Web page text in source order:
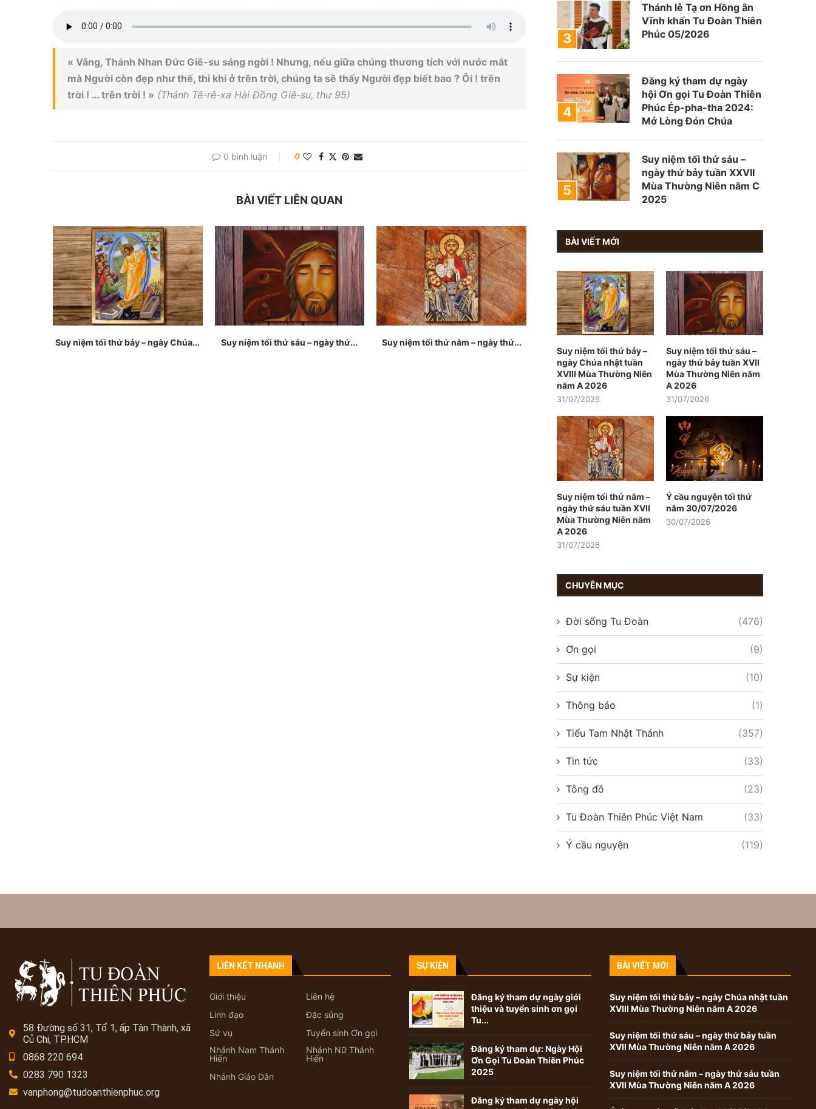
« Vâng, Thánh Nhan Đức Giê-su sáng ngời ! Nhưng, nếu giữa chúng thương tích với nước mắt
mà Người còn đẹp như thế, thì khi ở trên trời, chúng ta sẽ thấy Người đẹp biết bao ? Ôi ! trên
trời ! … trên trời ! » (Thánh Tê-rê-xa Hài Đồng Giê-su, thư 95)
0 bình luận 0
BÀI VIẾT LIÊN QUAN
Suy niệm tối thứ bảy – ngày Chúa... Suy niệm tối thứ sáu – ngày thứ... Suy niệm tối thứ năm – ngày thứ...
Thánh lễ Tạ ơn Hồng ân
Vĩnh khấn Tu Đoàn Thiên
Phúc 05/2026
Đăng ký tham dự ngày
hội Ơn gọi Tu Đoàn Thiên
Phúc Ép-pha-tha 2024:
Mở Lòng Đón Chúa
Suy niệm tối thứ sáu –
ngày thứ bảy tuần XXVII
Mùa Thường Niên năm C
2025
BÀI VIẾT MỚI
Suy niệm tối thứ bảy –
ngày Chúa nhật tuần
XVIII Mùa Thường Niên
năm A 2026
31/07/2026
Suy niệm tối thứ sáu –
ngày thứ bảy tuần XVII
Mùa Thường Niên năm
A 2026
31/07/2026
Suy niệm tối thứ năm –
ngày thứ sáu tuần XVII
Mùa Thường Niên năm
A 2026
31/07/2026
Ý cầu nguyện tối thứ
năm 30/07/2026
30/07/2026
CHUYÊN MỤC
Đời sống Tu Đoàn (476)
Ơn gọi (9)
Sự kiện (10)
Thông báo (1)
Tiểu Tam Nhật Thánh (357)
Tin tức (33)
Tông đồ (23)
Tu Đoàn Thiên Phúc Việt Nam (33)
Ý cầu nguyện (119)
58 Đường số 31, Tổ 1, ấp Tân Thành, xã
Củ Chi, TP.HCM
0868 220 694
0283 790 1323
vanphong@tudoanthienphuc.org
LIÊN KẾT NHANH
Giới thiệu
Liên hệ
Linh đạo
Đặc sủng
Sứ vụ
Tuyển sinh Ơn gọi
Nhánh Nam Thánh
Hiến
Nhánh Nữ Thánh
Hiến
Nhánh Giáo Dân
SỰ KIỆN
Đăng ký tham dự ngày giới
thiệu và tuyển sinh ơn gọi
Tu...
Đăng ký tham dự: Ngày Hội
Ơn Gọi Tu Đoàn Thiên Phúc
2025
Đăng ký tham dự ngày hội
BÀI VIẾT MỚI
Suy niệm tối thứ bảy – ngày Chúa nhật tuần
XVIII Mùa Thường Niên năm A 2026
Suy niệm tối thứ sáu – ngày thứ bảy tuần
XVII Mùa Thường Niên năm A 2026
Suy niệm tối thứ năm – ngày thứ sáu tuần
XVII Mùa Thường Niên năm A 2026